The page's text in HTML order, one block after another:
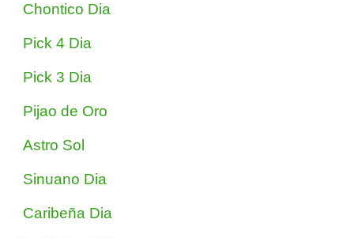
Chontico Dia
Pick 4 Dia
Pick 3 Dia
Pijao de Oro
Astro Sol
Sinuano Dia
Caribeña Dia